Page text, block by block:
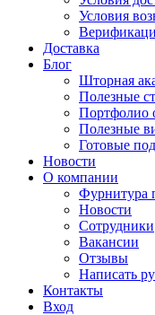
Условия
Доставка
Блог
Шторная
Полезные
Портфолио
Полезные
Готовые
Новости
О компании
Фурнитура
Новости
Сотрудники
Вакансии
Отзывы
Написать
Контакты
Вход